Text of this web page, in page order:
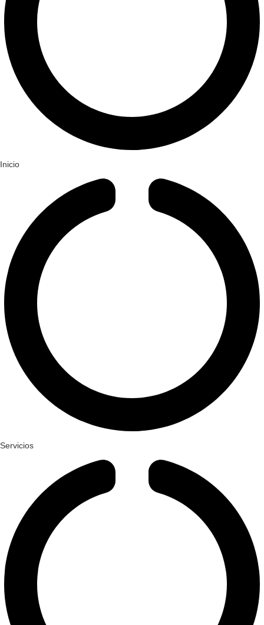
Inicio
Servicios